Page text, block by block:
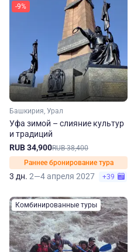
-9%
Башкирия, Урал
Уфа зимой – слияние культур
и традиций
RUB 34,900RUB 38,400
Раннее бронирование тура
3 дн. 2—4 апреля 2027 +39
Комбинированные туры